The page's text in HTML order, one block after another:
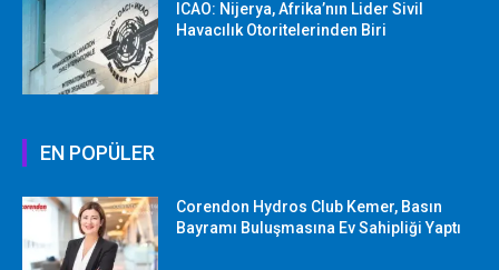
ICAO: Nijerya, Afrika’nın Lider Sivil
Havacılık Otoritelerinden Biri
EN POPÜLER
Corendon Hydros Club Kemer, Basın
Bayramı Buluşmasına Ev Sahipliği Yaptı